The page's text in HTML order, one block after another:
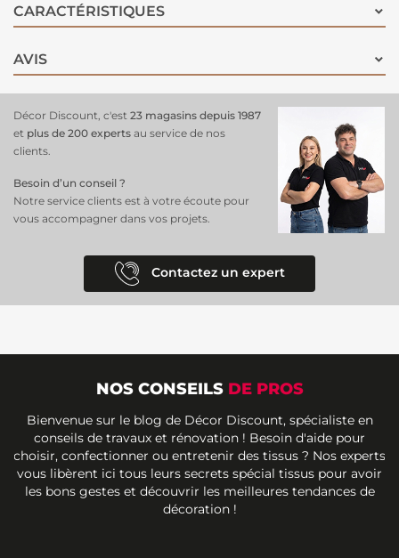
CARACTÉRISTIQUES
AVIS
Décor Discount, c'est 23 magasins depuis 1987
et plus de 200 experts au service de nos
clients.
Besoin d’un conseil ?
Notre service clients est à votre écoute pour
vous accompagner dans vos projets.
Contactez un expert
NOS CONSEILS DE PROS
Bienvenue sur le blog de Décor Discount, spécialiste en
conseils de travaux et rénovation ! Besoin d'aide pour
choisir, confectionner ou entretenir des tissus ? Nos experts
vous libèrent ici tous leurs secrets spécial tissus pour avoir
les bons gestes et découvrir les meilleures tendances de
décoration !